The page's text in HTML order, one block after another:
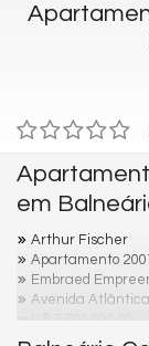
em
Arthur Fischer
Apartamento 2001
Embraed
Avenida
R$ 7.700.000,00
Disponível